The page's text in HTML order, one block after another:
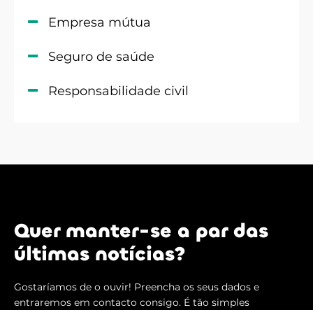
Empresa mútua
Seguro de saúde
Responsabilidade civil
Quer manter-se a par das
últimas notícias?
Gostaríamos de o ouvir! Preencha os seus dados e
entraremos em contacto consigo. É tão simples